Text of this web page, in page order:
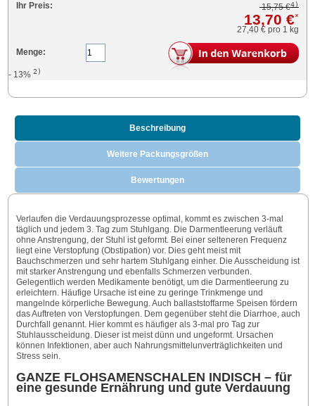
Ihr Preis: 15,75 €4)
13,70 €*
27,40 € pro 1 kg
Menge:
- 13%2)
Beschreibung
Weitere Packungsgrößen
Bewertungen
Verlaufen die Verdauungsprozesse optimal, kommt es zwischen 3-mal
täglich und jedem 3. Tag zum Stuhlgang. Die Darmentleerung verläuft
ohne Anstrengung, der Stuhl ist geformt. Bei einer selteneren Frequenz
liegt eine Verstopfung (Obstipation) vor. Dies geht meist mit
Bauchschmerzen und sehr hartem Stuhlgang einher. Die Ausscheidung ist
mit starker Anstrengung und ebenfalls Schmerzen verbunden.
Gelegentlich werden Medikamente benötigt, um die Darmentleerung zu
erleichtern. Häufige Ursache ist eine zu geringe Trinkmenge und
mangelnde körperliche Bewegung. Auch ballaststoffarme Speisen fördern
das Auftreten von Verstopfungen. Dem gegenüber steht die Diarrhoe, auch
Durchfall genannt. Hier kommt es häufiger als 3-mal pro Tag zur
Stuhlausscheidung. Dieser ist meist dünn und ungeformt. Ursachen
können Infektionen, aber auch Nahrungsmittelunverträglichkeiten und
Stress sein.
GANZE FLOHSAMENSCHALEN INDISCH – für
eine gesunde Ernährung und gute Verdauung